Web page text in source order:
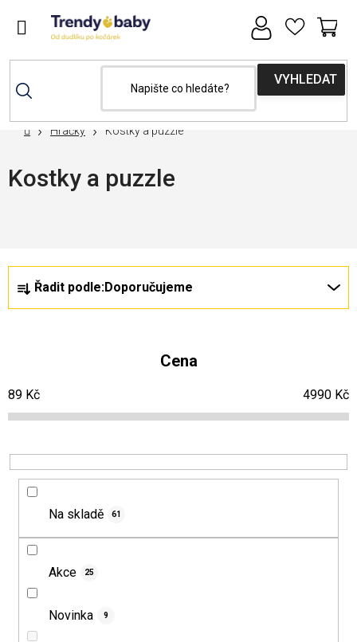
DomůHračky Kostky a puzzle
Kostky a puzzle
a
í
p
r
o
Řadit podle:Doporučujeme
Cena
89 Kč 4990 Kč
Na skladě 61
Akce 25
Novinka 9
ý
p
r
o
d